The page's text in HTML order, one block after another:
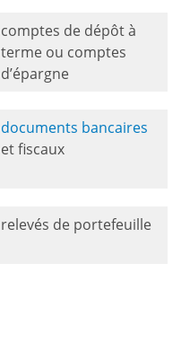
comptes de dépôt à
terme ou comptes
d’épargne
documents bancaires
et fiscaux
relevés de portefeuille